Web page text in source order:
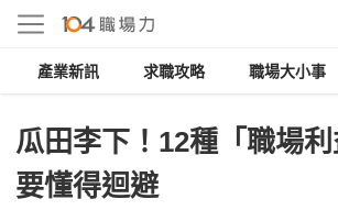
產業新訊 求職攻略 職場大小事
瓜田李下！12種「職場
要懂得迴避